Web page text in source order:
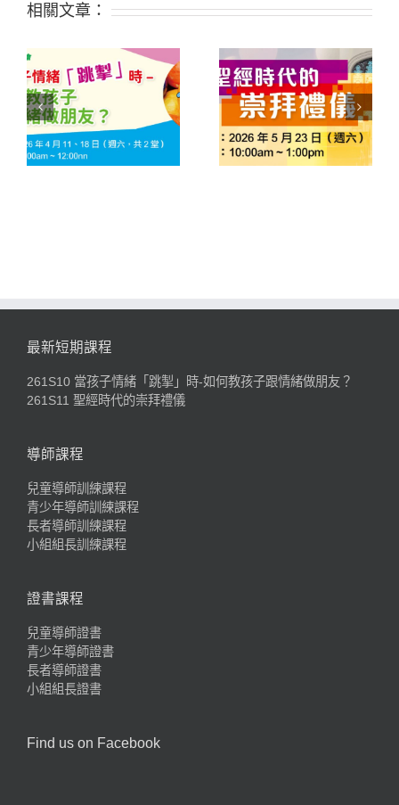
相關文章：
261S11 聖經時代的崇
拜禮儀
252D03 從經文查考到
應用真理
最新短期課程
261S10 當孩子情緒「跳掣」時-如何教孩子跟情緒做朋友？
261S11 聖經時代的崇拜禮儀
導師課程
兒童導師訓練課程
青少年導師訓練課程
長者導師訓練課程
小組組長訓練課程
證書課程
兒童導師證書
青少年導師證書
長者導師證書
小組組長證書
Find us on Facebook